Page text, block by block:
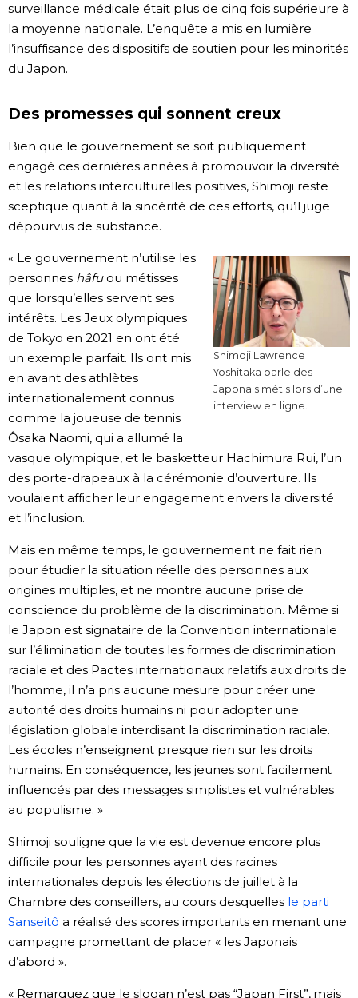
surveillance médicale était plus de cinq fois supérieure à
la moyenne nationale. L’enquête a mis en lumière
l’insuffisance des dispositifs de soutien pour les minorités
du Japon.
Des promesses qui sonnent creux
Bien que le gouvernement se soit publiquement
engagé ces dernières années à promouvoir la diversité
et les relations interculturelles positives, Shimoji reste
sceptique quant à la sincérité de ces efforts, qu’il juge
dépourvus de substance.
Shimoji Lawrence
Yoshitaka parle des
Japonais métis lors d’une
interview en ligne.
« Le gouvernement n’utilise les
personnes hâfuou métisses
que lorsqu’elles servent ses
intérêts. Les Jeux olympiques
de Tokyo en 2021 en ont été
un exemple parfait. Ils ont mis
en avant des athlètes
internationalement connus
comme la joueuse de tennis
Ôsaka Naomi, qui a allumé la
vasque olympique, et le basketteur Hachimura Rui, l’un
des porte-drapeaux à la cérémonie d’ouverture. Ils
voulaient afficher leur engagement envers la diversité
et l’inclusion.
Mais en même temps, le gouvernement ne fait rien
pour étudier la situation réelle des personnes aux
origines multiples, et ne montre aucune prise de
conscience du problème de la discrimination. Même si
le Japon est signataire de la Convention internationale
sur l’élimination de toutes les formes de discrimination
raciale et des Pactes internationaux relatifs aux droits de
l’homme, il n’a pris aucune mesure pour créer une
autorité des droits humains ni pour adopter une
législation globale interdisant la discrimination raciale.
Les écoles n’enseignent presque rien sur les droits
humains. En conséquence, les jeunes sont facilement
influencés par des messages simplistes et vulnérables
au populisme. »
Shimoji souligne que la vie est devenue encore plus
difficile pour les personnes ayant des racines
internationales depuis les élections de juillet à la
Chambre des conseillers, au cours desquelles le parti
Sanseitô a réalisé des scores importants en menant une
campagne promettant de placer « les Japonais
d’abord ».
« Remarquez que le slogan n’est pas “Japan First”, mais